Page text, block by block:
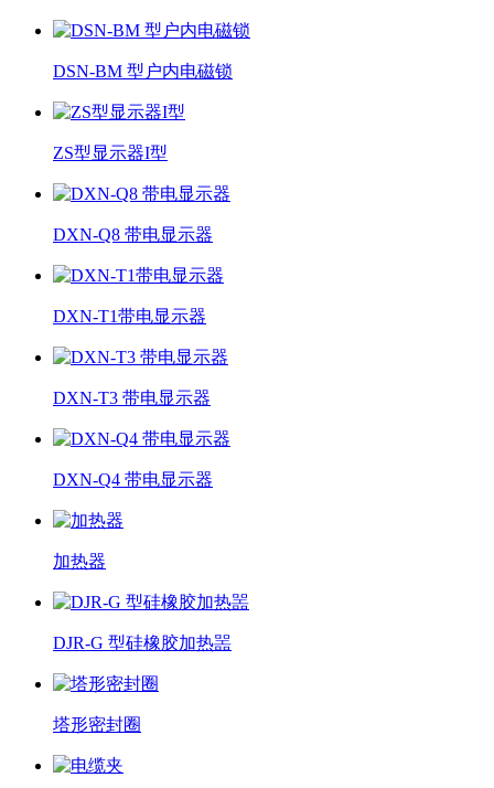
DSN-BM 型户内电磁锁
ZS型显示器I型
DXN-Q8 带电显示器
DXN-T1带电显示器
DXN-T3 带电显示器
DXN-Q4 带电显示器
加热器
DJR-G 型硅橡胶加热噐
塔形密封圈